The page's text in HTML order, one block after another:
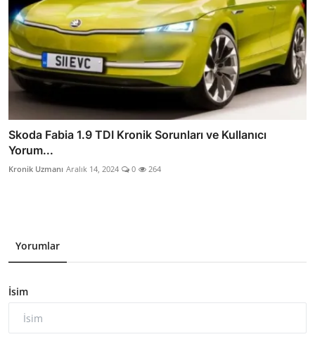
Skoda Fabia 1.9 TDI Kronik Sorunları ve Kullanıcı
Yorum...
Kronik Uzmanı Aralık 14, 2024 0 264
Yorumlar
İsim